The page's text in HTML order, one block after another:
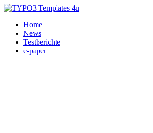
Home
News
Testberichte
e-paper